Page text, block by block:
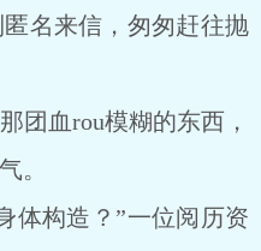
名来信，匆匆赶往抛
血rou模糊的东西，
。
构造？”一位阅历资